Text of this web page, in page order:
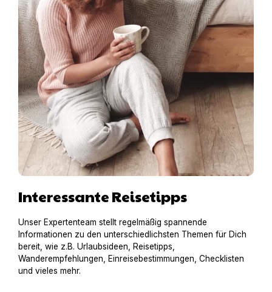
Interessante Reisetipps
Unser Expertenteam stellt regelmäßig spannende
Informationen zu den unterschiedlichsten Themen für Dich
bereit, wie z.B. Urlaubsideen, Reisetipps,
Wanderempfehlungen, Einreisebestimmungen, Checklisten
und vieles mehr.